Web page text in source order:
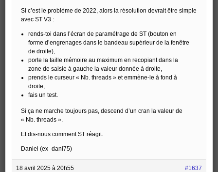
Si c’est le problème de 2022, alors la résolution devrait être simple
avec ST V3 :
rends-toi dans l’écran de paramétrage de ST (bouton en
forme d’engrenages dans le bandeau supérieur de la fenêtre
de droite),
porte la taille mémoire au maximum en recopiant dans la
zone de saisie à gauche la valeur donnée à droite,
prends le curseur « Nb. threads » et emmène-le à fond à
droite,
fais un test.
Si ça ne marche toujours pas, descend d’un cran la valeur de
« Nb. threads ».
Et dis-nous comment ST réagit.
Daniel (ex- dani75)
18 avril 2025 à 20h55 #1637